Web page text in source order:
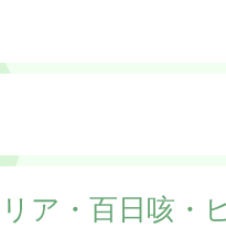
ア・百日咳・